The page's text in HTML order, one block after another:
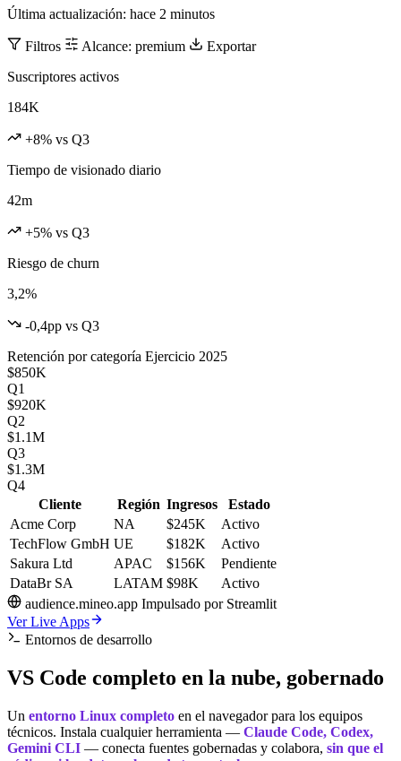
Última actualización: hace 2 minutos
Filtros Alcance: premium
Exportar
Suscriptores activos
184K
+8% vs Q3
Tiempo de visionado diario
42m
+5% vs Q3
Riesgo de churn
3,2%
-0,4pp vs Q3
Retención por categoría Ejercicio 2025
$850K
Q1
$920K
Q2
$1.1M
Q3
$1.3M
Q4
Cliente
Región Ingresos
Estado
Acme Corp
NA $245K
Activo
TechFlow GmbH UE $182K
Activo
Sakura Ltd
APAC $156K
Pendiente
DataBr SA
LATAM $98K
Activo
audience.mineo.app Impulsado por Streamlit
Ver Live Apps
Entornos de desarrollo
VS Code completo en la nube, gobernado
Un entorno Linux completo en el navegador para los equipos
técnicos. Instala cualquier herramienta — Claude Code, Codex,
Gemini CLI — conecta fuentes gobernadas y colabora, sin que el